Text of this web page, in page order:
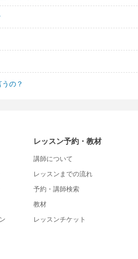
の？
レッスン予約・教材
講師について
レッスンまでの流れ
予約・講師検索
教材
レッスンチケット